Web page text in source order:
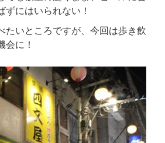
ずにはいられない！
たいところですが、今回は歩き飲
に！